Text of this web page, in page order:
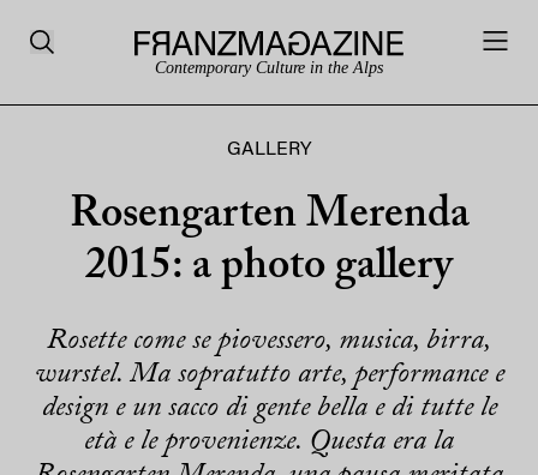
Contemporary Culture in the Alps
GALLERY
Rosengarten Merenda
2015: a photo gallery
Rosette come se piovessero, musica, birra,
wurstel. Ma sopratutto arte, performance e
design e un sacco di gente bella e di tutte le
età e le provenienze. Questa era la